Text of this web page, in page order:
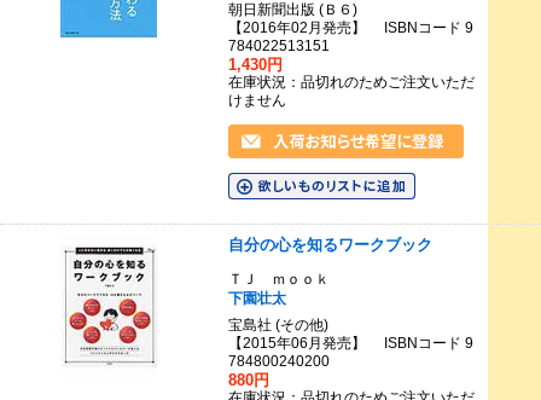
朝日新聞出版 (Ｂ６)
【2016年02月発売】 ISBNコード 9
784022513151
1,430円
在庫状況：品切れのためご注文いただ
けません
自分の心を知るワークブック
ＴＪ ｍｏｏｋ
下園壮太
宝島社 (その他)
【2015年06月発売】 ISBNコード 9
784800240200
880円